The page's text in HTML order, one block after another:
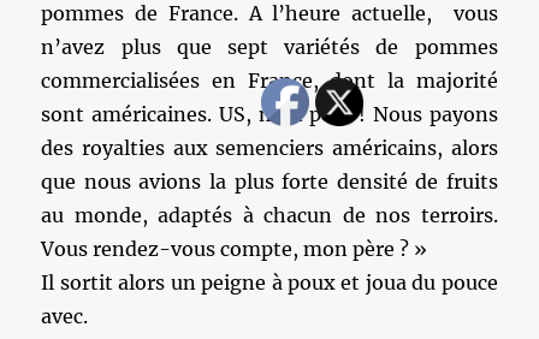
pommes de France. A l’heure actuelle, vous
n’avez plus que sept variétés de pommes
commercialisées en France, dont la majorité
sont américaines. US, mon père ! Nous payons
des royalties aux semenciers américains, alors
que nous avions la plus forte densité de fruits
au monde, adaptés à chacun de nos terroirs.
Vous rendez-vous compte, mon père ? »
Il sortit alors un peigne à poux et joua du pouce
avec.